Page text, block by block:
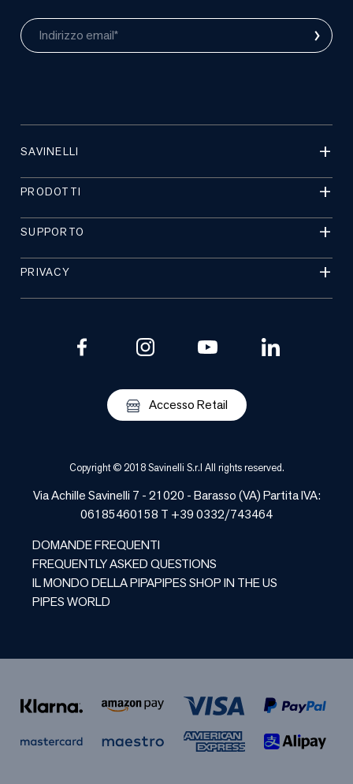
Indirizzo email* ›
SAVINELLI
PRODOTTI
SUPPORTO
PRIVACY
Accesso Retail
Copyright © 2018 Savinelli S.r.l All rights reserved.
Via Achille Savinelli 7 - 21020 -Barasso(VA) Partita IVA:
06185460158 T +39 0332/743464
DOMANDE FREQUENTI
FREQUENTLY ASKED QUESTIONS
IL MONDO DELLA PIPAPIPES SHOP IN THE US
PIPES WORLD